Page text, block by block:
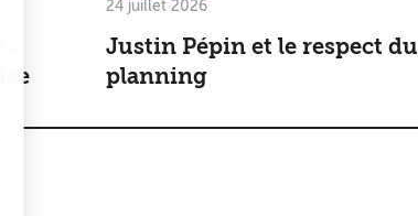
24 juillet 2026
Justin Pépin et le respect du
planning